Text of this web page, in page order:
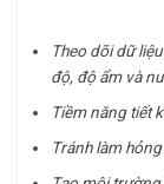
Theo dõi dữ
độ, độ ẩm và
Tiềm năng tiết
Tránh làm